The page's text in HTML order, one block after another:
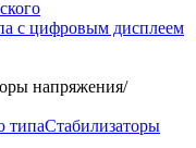
с цифровым дисплеем
напряжения/
типаСтабилизаторы